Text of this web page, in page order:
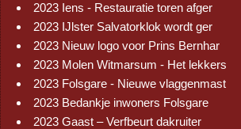
2023 Iens - Restauratie toren afger
2023 IJlster Salvatorklok wordt ger
2023 Nieuw logo voor Prins Bernhar
2023 Molen Witmarsum - Het lekkers
2023 Folsgare - Nieuwe vlaggenmast
2023 Bedankje inwoners Folsgare
2023 Gaast – Verfbeurt dakruiter